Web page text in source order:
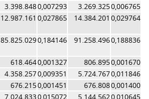
3.398.8480,007293 3.269.3250,006765
12.987.161 0,027865 14.384.201 0,029764
85.825.0290,184146 91.258.4960,188836
618.4640,001327 806.8950,001670
4.358.2570,009351 5.724.7670,011846
676.2150,001451 676.8080,001400
7.024.8330,015072 5.144.5620,010645